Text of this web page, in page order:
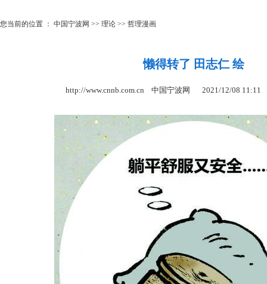
您当前的位置 ： 中国宁波网 >> 理论 >> 哲理漫画
懒得转了 田志仁 绘
http://www.cnnb.com.cn 中国宁波网 2021/12/08 11:11